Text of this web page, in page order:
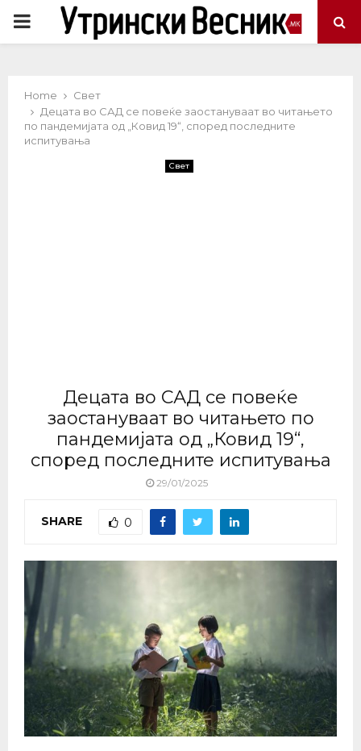
PRIMARY
Home
Свет
Децата во САД се повеќе заостануваат во читањето
по пандемијата од „Ковид 19“, според последните
испитувања
Свет
Децата во САД се повеќе
заостануваат во читањето по
пандемијата од „Ковид 19“,
според последните испитувања
29/01/2025
SHARE 0